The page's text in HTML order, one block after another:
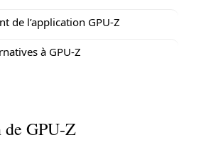
de l’application GPU-Z
à GPU-Z
GPU-Z